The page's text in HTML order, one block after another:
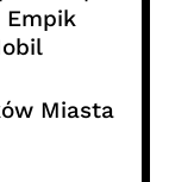
Empik
Miasta